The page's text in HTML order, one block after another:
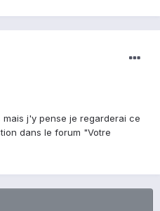
j'y pense je regarderai ce
dans le forum "Votre